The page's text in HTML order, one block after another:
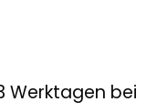
Werktagen bei